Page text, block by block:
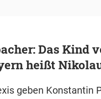
Das Kind
heißt
geben Konstantin